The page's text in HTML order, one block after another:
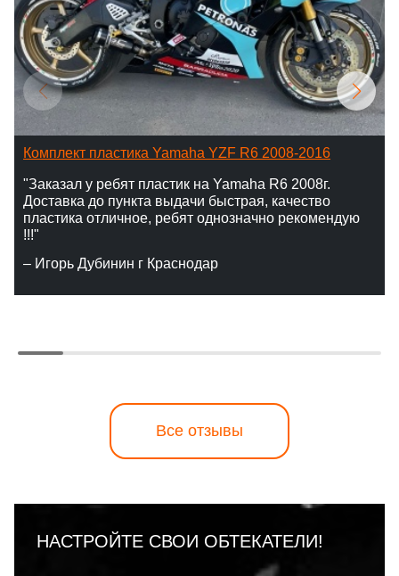
Комплект пластика Yamaha YZF R6 2008-2016
"Заказал у ребят пластик на Yamaha R6 2008г.
Доставка до пункта выдачи быстрая, качество
пластика отличное, ребят однозначно рекомендую
!!!"
– Игорь Дубинин г Краснодар
Все отзывы
НАСТРОЙТЕ СВОИ ОБТЕКАТЕЛИ!